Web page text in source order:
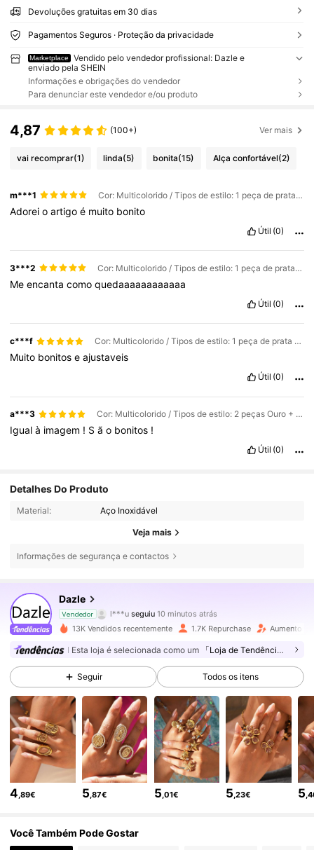
Devoluções gratuitas em 30 dias
Pagamentos Seguros · Proteção da privacidade
Marketplace
Vendido pelo vendedor profissional: Dazle e
enviado pela SHEIN
Informações e obrigações do vendedor
Para denunciar este vendedor e/ou produto
4,87 (100+) Ver mais
vai recomprar(1) linda(5) bonita(15) Alça confortável(2)
m***1 Cor: Multicolorido / Tipos de estilo: 1 peça de prata / Tamanho: Tamanho Único
Adoreioartigoé muito bonito
Útil (0)
3***2 Cor: Multicolorido / Tipos de estilo: 1 peça de prata / Tamanho: Tamanho Único
Meencantacomoquedaaaaaaaaaaaa
Útil (0)
c***f Cor: Multicolorido / Tipos de estilo: 1 peça de prata / Tamanho: Tamanho Único
Muito bonitoseajustaveis
Útil (0)
a***3 Cor: Multicolorido / Tipos de estilo: 2 peças Ouro + Prata / Tamanho: Tamanho Único
Igualà imagem ! São bonitos !
Útil (0)
Detalhes Do Produto
Material: Aço Inoxidável
Veja mais
Informações de segurança e contactos
Dazle
Vendedor
s***1 está a navegar
4,87
1.7K Seguidores
1.7K Seguidores
4,87 1.7K Seguidores
4,87 1.7K Seguidores
13K Vendidos recentemente 1.7K Repurchase Aumento
Esta loja é selecionada como um 「Loja de Tendências」
Seguir Todos os itens
4,89€ 5,87€ 5,01€ 5,23€ 5
Você Também Pode Gostar